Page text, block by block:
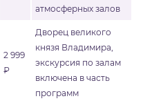
атмосферных залов
2 999
₽
Дворец великого
князя Владимира,
экскурсия по залам
включена в часть
программ